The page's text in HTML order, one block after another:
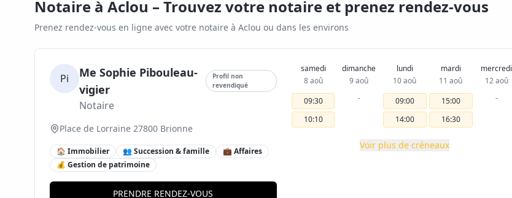
Notaire à Aclou – Trouvez votre notaire et prenez rendez-vous
Prenez rendez-vous en ligne avec votre notaire à Aclou ou dans les environs
Pi
Me Sophie Pibouleau-
vigier
Profil non
revendiqué
Notaire
Place de Lorraine 27800 Brionne
🏠 Immobilier 👥 Succession & famille
💼 Affaires
💰 Gestion de patrimoine
PRENDRE RENDEZ-VOUS
samedi
8 aoû
09:30
10:10
dimanche
9 aoû
-
lundi
10 aoû
09:00
14:00
mardi
11 aoû
15:00
16:30
mercredi
12 aoû
-
Voir plus de créneaux